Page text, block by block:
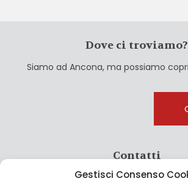
Gestisci Consenso
Dove ci troviamo?
Siamo ad Ancona, ma possiamo
Contatti